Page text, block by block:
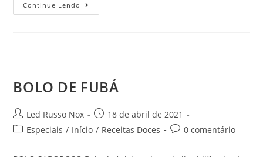
Continue Lendo
BOLO DE FUBÁ
Led Russo Nox
18 de abril de 2021
Especiais / Início / Receitas Doces 0 comentário